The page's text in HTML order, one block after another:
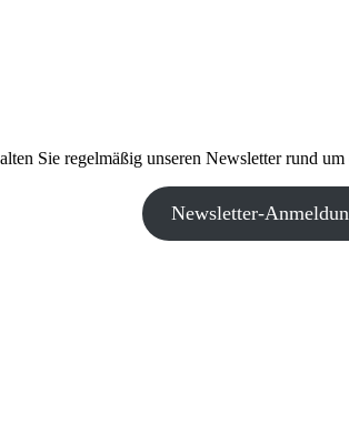
Sie regelmäßig unseren Newsletter rund
Newsletter-